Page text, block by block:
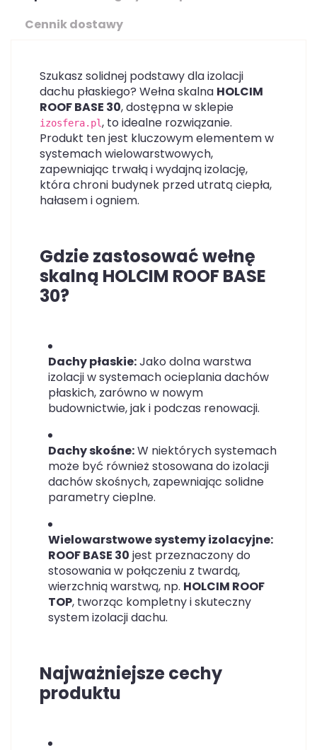
Cennik dostawy
Szukasz solidnej podstawy dla izolacji
dachu płaskiego? Wełna skalna HOLCIM
ROOF BASE 30, dostępna w sklepie
izosfera.pl, to idealne rozwiązanie.
Produkt ten jest kluczowym elementem w
systemach wielowarstwowych,
zapewniając trwałą i wydajną izolację,
która chroni budynek przed utratą ciepła,
hałasem i ogniem.
Gdzie zastosować wełnę
skalną HOLCIM ROOF BASE
30?
Dachy płaskie:Jako dolna warstwa
izolacji w systemach ocieplania dachów
płaskich, zarówno w nowym
budownictwie, jak i podczas renowacji.
Dachy skośne:W niektórych systemach
może być również stosowana do izolacji
dachów skośnych, zapewniając solidne
parametry cieplne.
Wielowarstwowe systemy izolacyjne:
ROOF BASE 30 jest przeznaczony do
stosowania w połączeniu z twardą,
wierzchnią warstwą, np. HOLCIM ROOF
TOP, tworząc kompletny i skuteczny
system izolacji dachu.
Najważniejsze cechy
produktu